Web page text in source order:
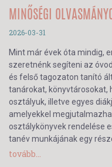
MINŐSÉGI
2026-03-31
Mint már évek óta mindig,
szeretnénk segíteni az
és felső tagozaton tanító
tanárokat, könyvtárosokat,
osztályuk, illetve egyes
amelyekkel
osztálykönyvek rendelése
tanév munkájának egy
tovább...